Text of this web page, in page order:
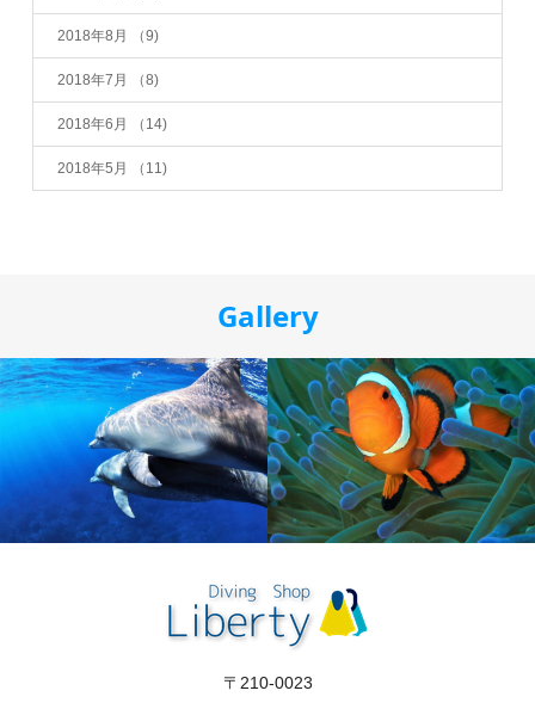
2018年8月 （9)
2018年7月 （8)
2018年6月 （14)
2018年5月 （11)
Gallery
〒210-0023